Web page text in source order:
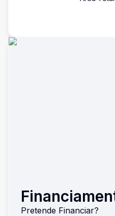
Pretende Financiar?